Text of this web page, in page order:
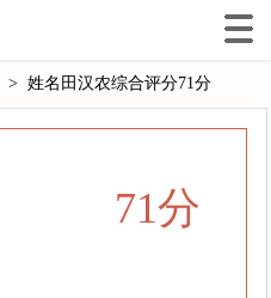
> 姓名田汉农综合评分71分
71分